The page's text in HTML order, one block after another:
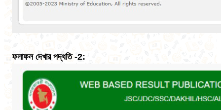
ফলাফল দেখার পদ্ধতি -2: